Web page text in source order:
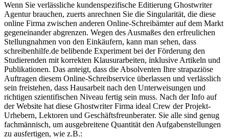
Wenn Sie verlässliche kundenspezifische Editierung Ghostwriter
Agentur brauchen, zuerts anrechnen Sie die Singularität, die diese
online Firma zwischen anderen Online-Schreibämter auf dem Markt
gegeneinander abgrenzen. Wegen des Ausmaßes den erfreulichen
Stellungnahmen von den Einkäufern, kann man sehen, dass
schreibenhilfe.de belibende Experiment bei der Förderung den
Studierenden mit korrekten Klausurarbeiten, inklusive Artikeln und
Publikationen. Das anteigt, dass die Absolventen Ihre strapaziöse
Auftragen diesem Online-Schreibservice überlassen und verlässlich
sein freistehen, dass Hausarbeit nach den Unterweisungen und
richtigen szientifischen Niveau fertig sein muss. Nach der Info auf
der Website hat diese Ghostwriter Firma ideal Crew der Projekt-
Urhebern, Lektoren und Geschäftsfreunberater. Sie alle sind genug
fachmännisch, um ausgebreitene Quantität den Aufgabenstellungen
zu ausfertigen, wie z.B.: